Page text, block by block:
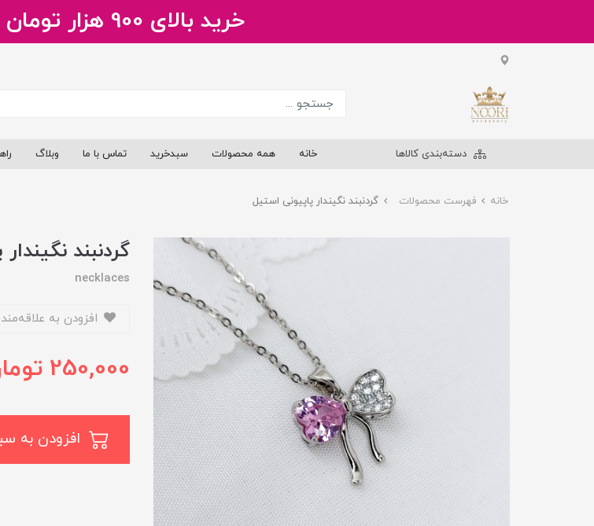
خرید بالای 900 هزار تومان ارسال رایگان
دسته‌بندی کالاها خانه همه محصولات سبدخرید تماس با ما وبلاگ
خانه فهرست محصولات گردنبند نگیندار پاپیونی استیل
گردنبند
necklaces
250,000